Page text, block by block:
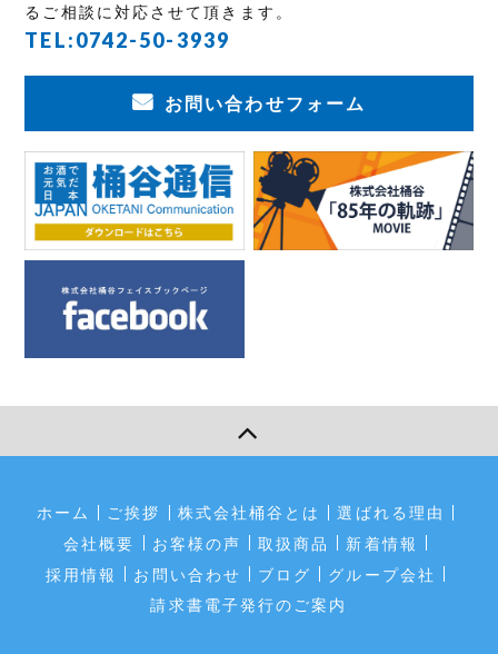
るご相談に対応させて頂きます。
TEL:0742-50-3939
お問い合わせフォーム
ホーム ご挨拶 株式会社桶谷とは
選ばれる理由
会社概要
お客様の声 取扱商品
新着情報
採用情報
お問い合わせ ブログ
グループ会社
請求書電子発行のご案内